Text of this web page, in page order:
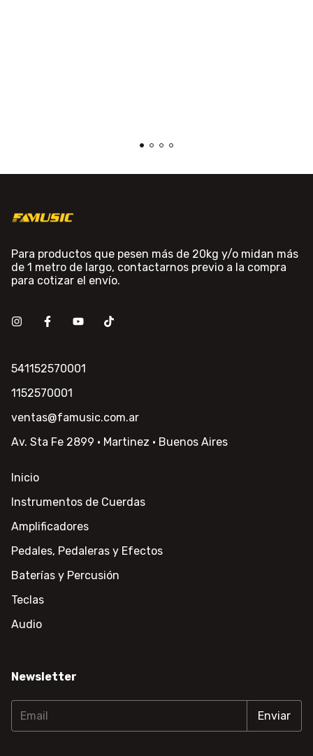
Para productos que pesen más de 20kg y/o midan más
de 1 metro de largo, contactarnos previo a la compra
para cotizar el envío.
541152570001
1152570001
ventas@famusic.com.ar
Av. Sta Fe 2899 · Martinez · Buenos Aires
Inicio
Instrumentos de Cuerdas
Amplificadores
Pedales, Pedaleras y Efectos
Baterías y Percusión
Teclas
Audio
Newsletter